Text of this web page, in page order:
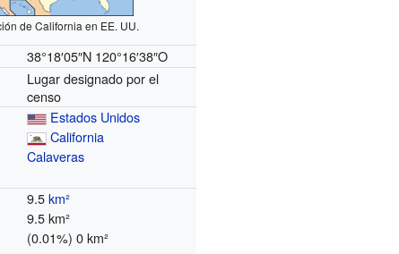
de California en EE. UU.
38°18′05″N 120°16′38″O
Lugar designado por el
censo
Estados Unidos
California
Calaveras
9.5km²
9.5 km²
(0.01%) 0 km²